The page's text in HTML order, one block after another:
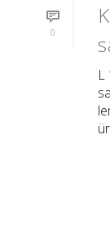
0
L